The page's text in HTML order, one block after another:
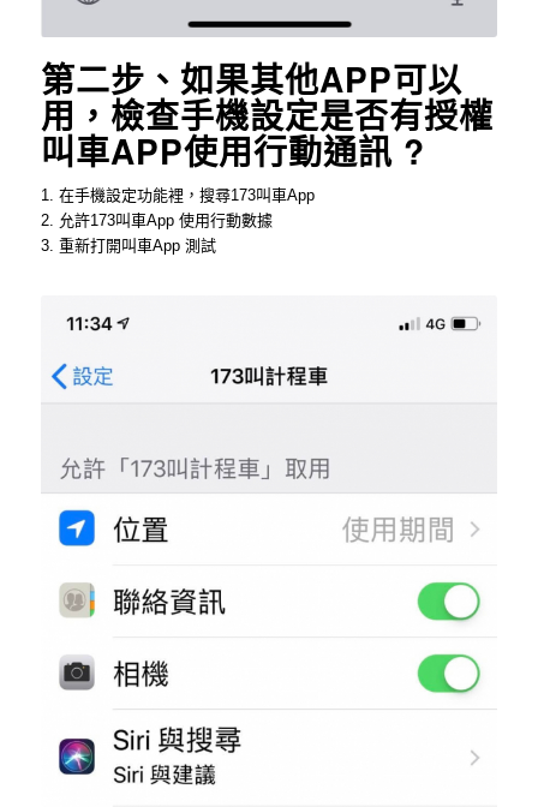
第二步、如果其他APP可以
用，檢查手機設定是否有授權
叫車APP使用行動通訊 ?
1. 在手機設定功能裡，搜尋173叫車App
2. 允許173叫車App 使用行動數據
3. 重新打開叫車App 測試